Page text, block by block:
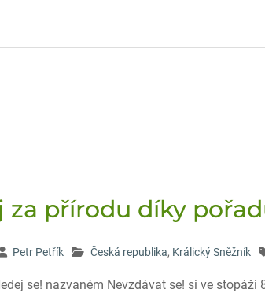
za přírodu díky
Petr Petřík Česká republika, Králický Sněžník
se! nazvaném Nevzdávat se! si ve